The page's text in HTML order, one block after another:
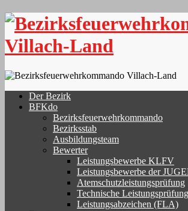
Skip
content
Der Bezirk
BFKdo
Bezirksfeuerwehrkommando
Bezirksstab
Ausbildungsteam
Bewerter
Leistungsbewerbe KLFV
Leistungsbewerbe der
Atemschutzleistungsprüfung
Technische Leistungsprüfung
Leistungsabzeichen (FLA)